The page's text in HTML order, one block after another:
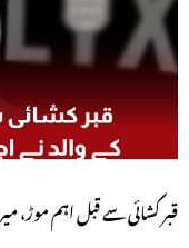
قبر کشائی سے قبل اہم موڑ،